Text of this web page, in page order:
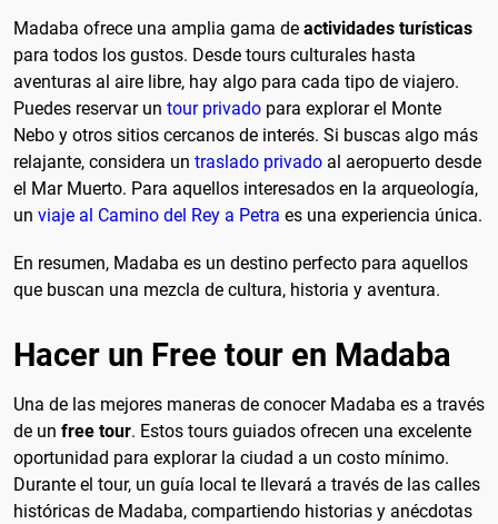
Madaba ofrece una amplia gama de actividades turísticas
para todos los gustos. Desde tours culturales hasta
aventuras al aire libre, hay algo para cada tipo de viajero.
Puedes reservar un tour privado para explorar el Monte
Nebo y otros sitios cercanos de interés. Si buscas algo más
relajante, considera un traslado privado al aeropuerto desde
el Mar Muerto. Para aquellos interesados en la arqueología,
un viaje al Camino del Rey a Petra es una experiencia única.
En resumen, Madaba es un destino perfecto para aquellos
que buscan una mezcla de cultura, historia y aventura.
Hacer un Free tour en Madaba
Una de las mejores maneras de conocer Madaba es a través
de un free tour. Estos tours guiados ofrecen una excelente
oportunidad para explorar la ciudad a un costo mínimo.
Durante el tour, un guía local te llevará a través de las calles
históricas de Madaba, compartiendo historias y anécdotas